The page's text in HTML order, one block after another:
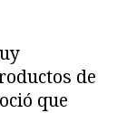
de
que